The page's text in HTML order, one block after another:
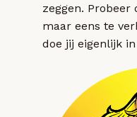
zeggen.
maar eens te
doe jij eigenlijk